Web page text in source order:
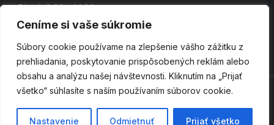
Ceníme si vaše súkromie
Súbory cookie používame na zlepšenie vášho zážitku z
prehliadania, poskytovanie prispôsobených reklám alebo
obsahu a analýzu našej návštevnosti. Kliknutím na „Prijať
všetko“ súhlasíte s naším používaním súborov cookie.
Nastavenie Odmietnuť Prijať všetko
Piatok 8:00 – 14:00